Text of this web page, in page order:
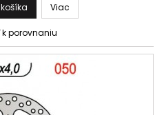
Viac
k porovnaniu